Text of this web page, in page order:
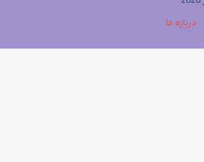
درباره ما